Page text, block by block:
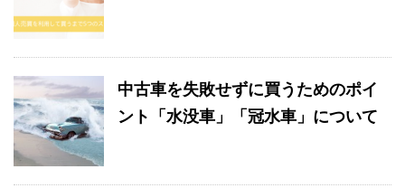
中古車を失敗せずに買うためのポイ
ント「水没車」「冠水車」について